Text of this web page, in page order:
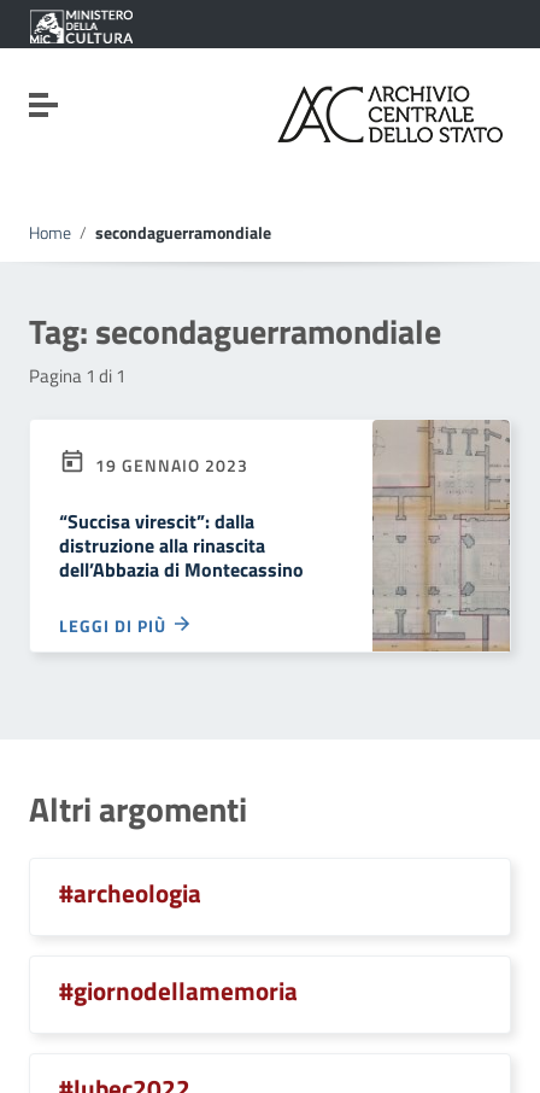
Vai ai contenuti
Vai al menu di navigazione
Vai al footer
Attiva / disattiva la navigazione
Home / secondaguerramondiale
Tag:secondaguerramondiale
Pagina 1 di 1
19 GENNAIO 2023
“Succisa virescit”: dalla
distruzione alla rinascita
dell’Abbazia di Montecassino
LEGGI DI PIÙ
Altri argomenti
#archeologia
#giornodellamemoria